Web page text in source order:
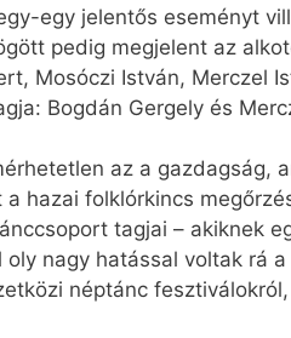
egy jelentős eseményt
pedig megjelent az
Mosóczi István, Merczel
Bogdán Gergely és
az a gazdagság,
hazai folklórkincs
tagjai – akiknek
nagy hatással voltak rá
néptánc